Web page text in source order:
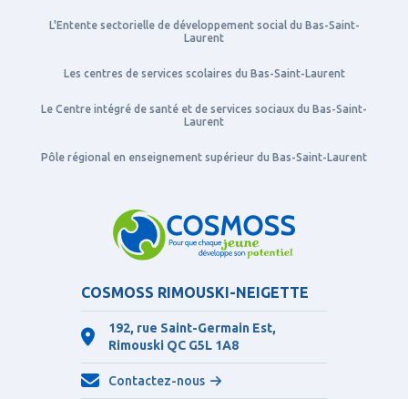
L'Entente sectorielle de développement social du Bas-Saint-
Laurent
Les centres de services scolaires du Bas-Saint-Laurent
Le Centre intégré de santé et de services sociaux du Bas-Saint-
Laurent
Pôle régional en enseignement supérieur du Bas-Saint-Laurent
COSMOSS RIMOUSKI-NEIGETTE
192, rue Saint-Germain Est,
Rimouski QC G5L 1A8
Contactez-nous